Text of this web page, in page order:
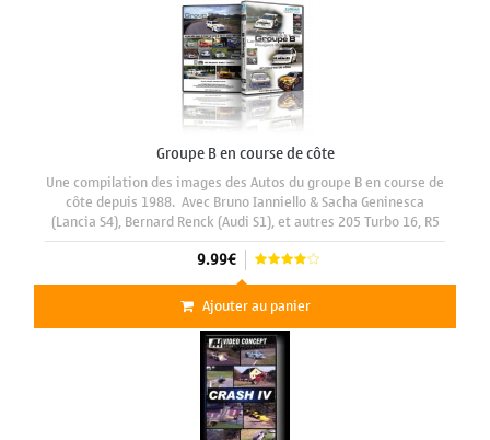
Groupe B en course de côte
Une compilation des images des Autos du groupe B en course de
côte depuis 1988. Avec Bruno Ianniello & Sacha Geninesca
(Lancia S4), Bernard Renck (Audi S1), et autres 205 Turbo 16, R5
Turbo et Lancia 037. Un retour dans le passé de ces
9.99€
Ajouter au panier